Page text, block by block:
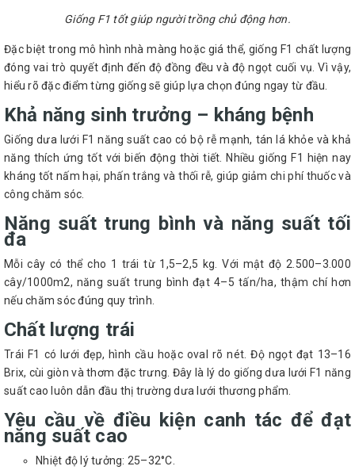
Giống F1 tốt giúp người trồng chủ động hơn.
Đặc biệt trong mô hình nhà màng hoặc giá thể, giống F1 chất lượng
đóng vai trò quyết định đến độ đồng đều và độ ngọt cuối vụ. Vì vậy,
hiểu rõ đặc điểm từng giống sẽ giúp lựa chọn đúng ngay từ đầu.
Khả năng sinh trưởng – kháng bệnh
Giống dưa lưới F1 năng suất cao có bộ rễ mạnh, tán lá khỏe và khả
năng thích ứng tốt với biến động thời tiết. Nhiều giống F1 hiện nay
kháng tốt nấm hại, phấn trắng và thối rễ, giúp giảm chi phí thuốc và
công chăm sóc.
Năng suất trung bình và năng suất tối
đa
Mỗi cây có thể cho 1 trái từ 1,5–2,5 kg. Với mật độ 2.500–3.000
cây/1000m2, năng suất trung bình đạt 4–5 tấn/ha, thậm chí hơn
nếu chăm sóc đúng quy trình.
Chất lượng trái
Trái F1 có lưới đẹp, hình cầu hoặc oval rõ nét. Độ ngọt đạt 13–16
Brix, cùi giòn và thơm đặc trưng. Đây là lý do giống dưa lưới F1 năng
suất cao luôn dẫn đầu thị trường dưa lưới thương phẩm.
Yêu cầu về điều kiện canh tác để đạt
năng suất cao
Nhiệt độ lý tưởng: 25–32°C.